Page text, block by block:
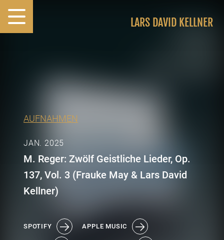
LARS DAVID KELLNER
AUFNAHMEN
JAN. 2025
M. Reger: Zwölf Geistliche Lieder, Op.
137, Vol. 3 (Frauke May & Lars David
Kellner)
SPOTIFY APPLE MUSIC